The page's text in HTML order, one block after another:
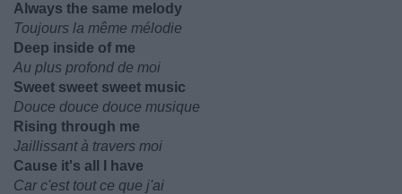
Always the same melody
Toujours la même mélodie
Deep inside of me
Au plus profond de moi
Sweet sweet sweet music
Douce douce douce musique
Rising through me
Jaillissant à travers moi
Cause it's all I have
Car c'est tout ce que j'ai